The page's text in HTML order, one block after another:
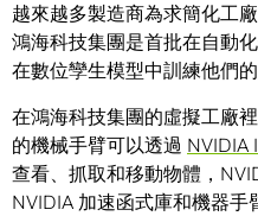
越來越多製造商為求簡化工
鴻海科技集團是首批在自動
在數位孿生模型中訓練他們的
在鴻海科技集團的虛擬工廠
的機械手臂可以透過
查看、抓取和移動物體，
NVIDIA 加速函式庫和機器手